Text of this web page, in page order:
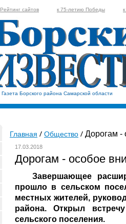
Рейтинг сайтов к 75-летию Победы
Газета Борского района Самарской области
Главная Общество Дорогам -
17.03.2018
Дорогам - особое
Завершающее
прошло в сельском
местных жителей,
района. Открыл
сельского поселения.